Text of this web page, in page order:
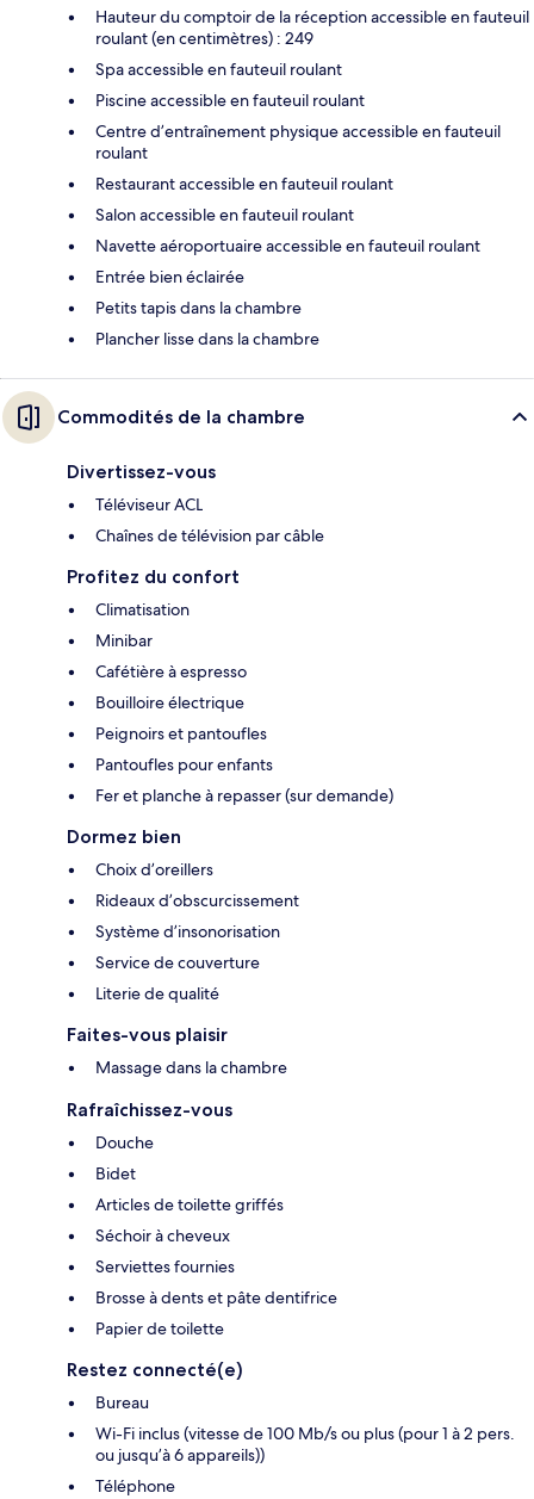
Hauteur du comptoir de la réception accessible en fauteuil
roulant (en centimètres) : 249
Spa accessible en fauteuil roulant
Piscine accessible en fauteuil roulant
Centre d’entraînement physique accessible en fauteuil
roulant
Restaurant accessible en fauteuil roulant
Salon accessible en fauteuil roulant
Navette aéroportuaire accessible en fauteuil roulant
Entrée bien éclairée
Petits tapis dans la chambre
Plancher lisse dans la chambre
Commodités de la chambre
Divertissez-vous
Téléviseur ACL
Chaînes de télévision par câble
Profitez du confort
Climatisation
Minibar
Cafétière à espresso
Bouilloire électrique
Peignoirs et pantoufles
Pantoufles pour enfants
Fer et planche à repasser (sur demande)
Dormez bien
Choix d’oreillers
Rideaux d’obscurcissement
Système d’insonorisation
Service de couverture
Literie de qualité
Faites-vous plaisir
Massage dans la chambre
Rafraîchissez-vous
Douche
Bidet
Articles de toilette griffés
Séchoir à cheveux
Serviettes fournies
Brosse à dents et pâte dentifrice
Papier de toilette
Restez connecté(e)
Bureau
Wi-Fi inclus (vitesse de 100 Mb/s ou plus (pour 1 à 2 pers.
ou jusqu’à 6 appareils))
Téléphone